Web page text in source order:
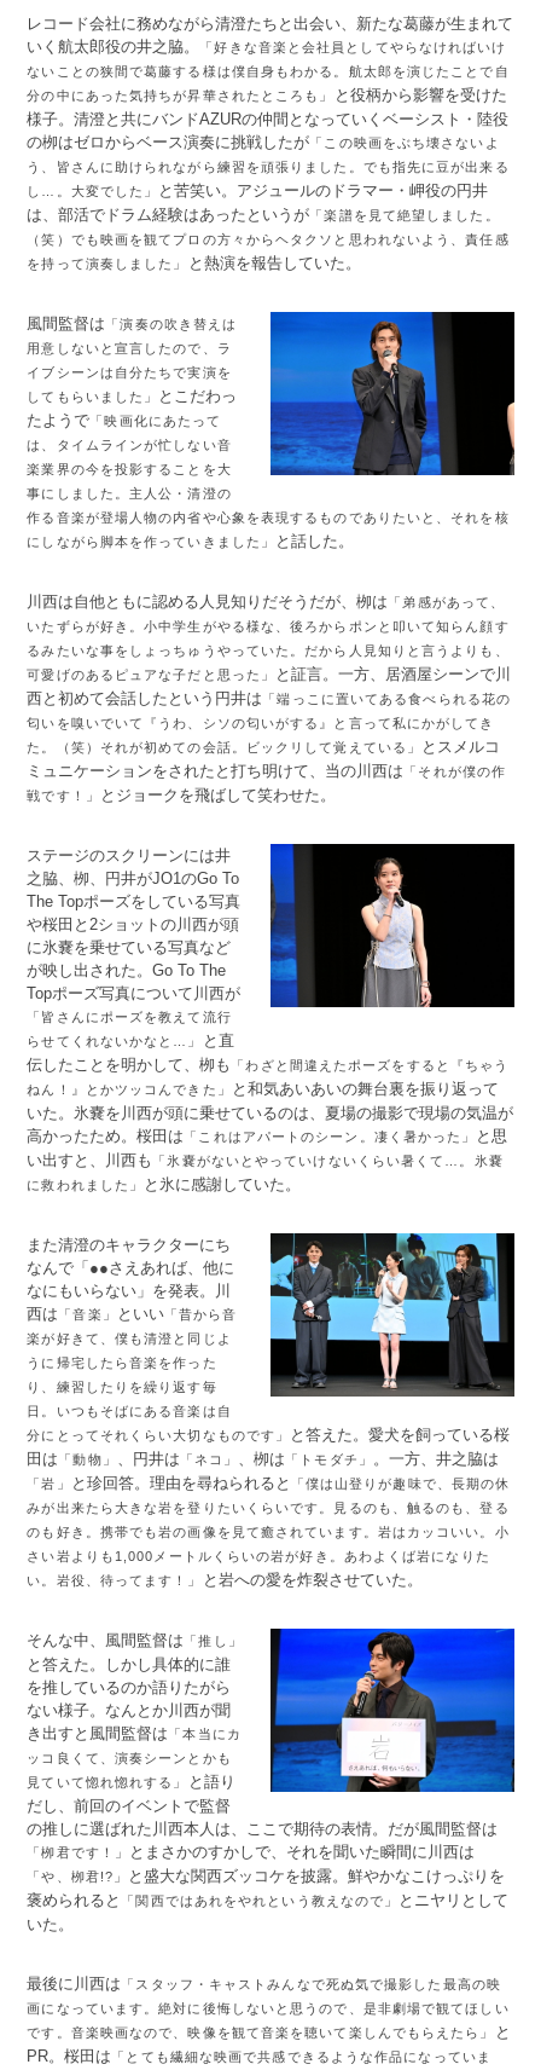
レコード会社に務めながら清澄たちと出会い、新たな葛藤が生まれて
いく航太郎役の井之脇。
「好きな音楽と会社員としてやらなければいけ
ないことの狭間で葛藤する様は僕自身もわかる。航太郎を演じたことで自
分の中にあった気持ちが昇華されたところも」
と役柄から影響を受けた
様子。清澄と共にバンドAZURの仲間となっていくベーシスト・陸役
の栁はゼロからベース演奏に挑戦したが 「この映画をぶち壊さないよ
う、皆さんに助けられながら練習を頑張りました。でも指先に豆が出来る
し…。大変でした」
と苦笑い。アジュールのドラマー・岬役の円井
は、部活でドラム経験はあったというが 「楽譜を見て絶望しました。
（笑）でも映画を観てプロの方々からヘタクソと思われないよう、責任感
を持って演奏しました」
と熱演を報告していた。
風間監督は 「演奏の吹き替えは
用意しないと宣言したので、ラ
イブシーンは自分たちで実演を
してもらいました」
とこだわっ
たようで 「映画化にあたって
は、タイムラインが忙しない音
楽業界の今を投影することを大
事にしました。主人公・清澄の
作る音楽が登場人物の内省や心象を表現するものでありたいと、それを核
にしながら脚本を作っていきました」
と話した。
川西は自他ともに認める人見知りだそうだが、栁は 「弟感があって、
いたずらが好き。小中学生がやる様な、後ろからポンと叩いて知らん顔す
るみたいな事をしょっちゅうやっていた。だから人見知りと言うよりも、
可愛げのあるピュアな子だと思った」
と証言。一方、居酒屋シーンで川
西と初めて会話したという円井は 「端っこに置いてある食べられる花の
匂いを嗅いでいて『うわ、シソの匂いがする』と言って私にかがしてき
た。（笑）それが初めての会話。ビックリして覚えている」
とスメルコ
ミュニケーションをされたと打ち明けて、当の川西は 「それが僕の作
戦です！」
とジョークを飛ばして笑わせた。
ステージのスクリーンには井
之脇、栁、円井がJO1のGo To
The Topポーズをしている写真
や桜田と2ショットの川西が頭
に氷嚢を乗せている写真など
が映し出された。Go To The
Topポーズ写真について川西が
「皆さんにポーズを教えて流行
らせてくれないかなと…」
と直
伝したことを明かして、栁も
「わざと間違えたポーズをすると『ちゃう
ねん！』とかツッコんできた」
と和気あいあいの舞台裏を振り返って
いた。氷嚢を川西が頭に乗せているのは、夏場の撮影で現場の気温が
高かったため。桜田は 「これはアパートのシーン。凄く暑かった」
と思
い出すと、川西も
「氷嚢がないとやっていけないくらい暑くて…。氷嚢
に救われました」
と氷に感謝していた。
また清澄のキャラクターにち
なんで「●●さえあれば、他に
なにもいらない」を発表。川
西は 「音楽」 といい「昔から音
楽が好きて、僕も清澄と同じよ
うに帰宅したら音楽を作った
り、練習したりを繰り返す毎
日。いつもそばにある音楽は自
分にとってそれくらい大切なものです」
と答えた。愛犬を飼っている桜
田は 「動物」 、円井は 「ネコ」 、栁は 「トモダチ」 。一方、井之脇は
「岩」 と珍回答。理由を尋ねられると
「僕は山登りが趣味で、長期の休
みが出来たら大きな岩を登りたいくらいです。見るのも、触るのも、登る
のも好き。携帯でも岩の画像を見て癒されています。岩はカッコいい。小
さい岩よりも1,000メートルくらいの岩が好き。あわよくば岩になりた
い。岩役、待ってます！」
と岩への愛を炸裂させていた。
そんな中、風間監督は 「推し」
と答えた。しかし具体的に誰
を推しているのか語りたがら
ない様子。なんとか川西が聞
き出すと風間監督は 「本当にカ
ッコ良くて、演奏シーンとかも
見ていて惚れ惚れする」
と語り
だし、前回のイベントで監督
の推しに選ばれた川西本人は、ここで期待の表情。だが風間監督は
「栁君です！」 とまさかのすかしで、それを聞いた瞬間に川西は
「や、栁君!?」
と盛大な関西ズッコケを披露。鮮やかなこけっぷりを
褒められると
「関西ではあれをやれという教えなので」
とニヤリとして
いた。
最後に川西は 「スタッフ・キャストみんなで死ぬ気で撮影した最高の映
画になっています。絶対に後悔しないと思うので、是非劇場で観てほしい
です。音楽映画なので、映像を観て音楽を聴いて楽しんでもらえたら」
と
PR。桜田は 「とても繊細な映画で共感できるような作品になっていま